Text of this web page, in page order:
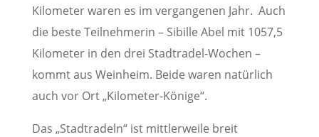
Kilometer waren es im vergangenen Jahr. Auch
die beste Teilnehmerin – Sibille Abel mit 1057,5
Kilometer in den drei Stadtradel-Wochen –
kommt aus Weinheim. Beide waren natürlich
auch vor Ort „Kilometer-Könige“.
Das „Stadtradeln“ ist mittlerweile breit